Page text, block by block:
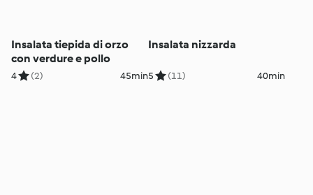
Insalata tiepida di orzo
con verdure e pollo
4 (2) 45min
Insalata nizzarda
5 (11) 40min